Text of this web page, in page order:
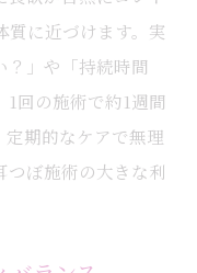
質に近づけます。実
？」や「持続時間
回の施術で約1週間
期的なケアで無理
つぼ施術の大きな利